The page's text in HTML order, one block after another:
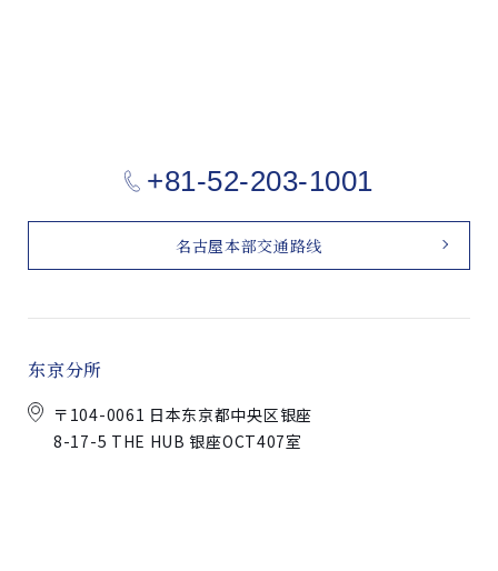
+81-52-203-1001
名古屋本部交通路线
东京分所
〒104-0061 日本东京都中央区银座
8-17-5 THE HUB 银座OCT407室